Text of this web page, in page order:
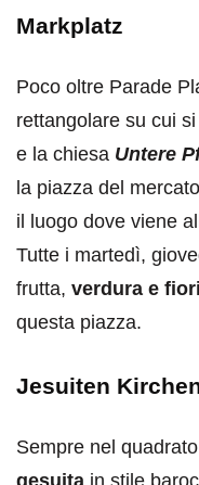
Markplatz
Poco oltre Parade
rettangolare su cui
e la chiesa Untere
la piazza del
il luogo dove viene
Tutte i martedì,
frutta, verdura e fiori
questa piazza.
Jesuiten
Sempre nel
gesuita in stile